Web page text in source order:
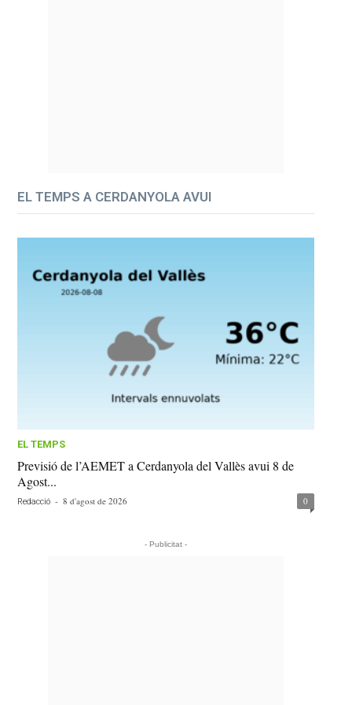
EL TEMPS A CERDANYOLA AVUI
EL TEMPS
Previsió de l’AEMET a Cerdanyola del Vallès avui 8 de
Agost...
Redacció - 8 d'agost de 2026 0
- Publicitat -